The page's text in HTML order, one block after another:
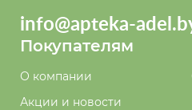
info@apteka-
Покупателям
О компании
Акции и новости